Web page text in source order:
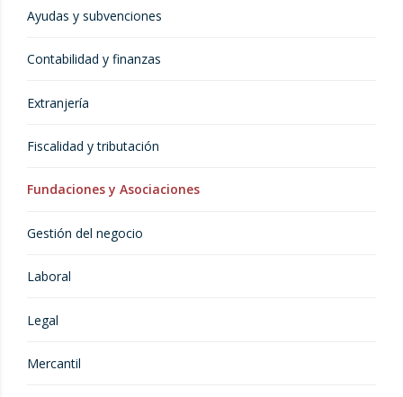
Ayudas y subvenciones
Contabilidad y finanzas
Extranjería
Fiscalidad y tributación
Fundaciones y Asociaciones
Gestión del negocio
Laboral
Legal
Mercantil